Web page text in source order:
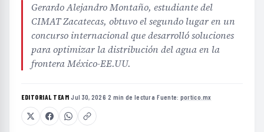
Gerardo Alejandro Montaño, estudiante del
CIMAT Zacatecas, obtuvo el segundo lugar en un
concurso internacional que desarrolló soluciones
para optimizar la distribución del agua en la
frontera México-EE.UU.
EDITORIAL TEAM·Jul 30, 2026·2 min de lectura·Fuente: portico.mx